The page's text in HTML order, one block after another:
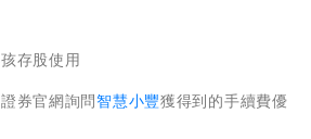
存股使用
券官網詢問智慧小豐獲得到的手續費優